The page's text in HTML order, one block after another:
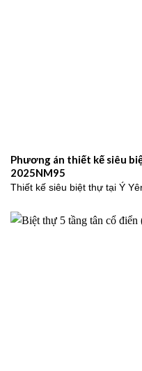
Phương án thiết kế siêu
2025NM95
Thiết kế siêu biệt thự tại Ý